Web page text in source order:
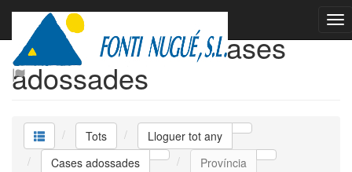
Lloguer tot any Cases
adossades
Tots
Lloguer tot any
Cases adossades
Província
st coloma amb garatge
L´escala
3 dormitoris | 6 ocupants | 790 €
Ref. stacoloma | Lloguer tot any